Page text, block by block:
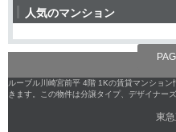
人気のマンション
ルーブル川崎宮前平 4階 1Kの賃貸マンショ
きます。この物件は分譲タイプ、デザイナー
東